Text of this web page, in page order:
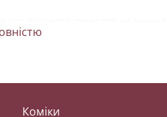
коміка», де здобув
стендап
Коміки